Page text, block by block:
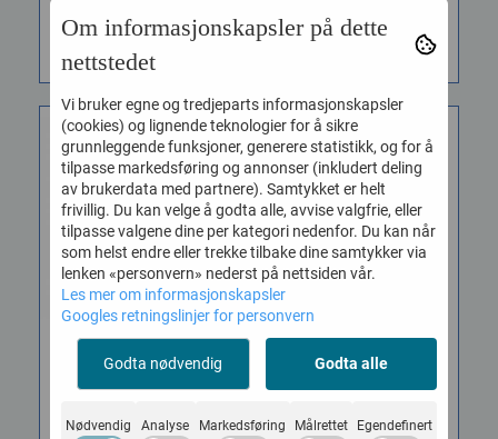
KJØP KJØP
Profile PDB-FT16
Gulvtam ...
Vare nr. 4501116
Profile PDB-T10 Tam
Bag 10"
Vare nr. 4501210
Om informasjonskapsler på dette
nettstedet
Vi bruker egne og tredjeparts informasjonskapsler
(cookies) og lignende teknologier for å sikre
grunnleggende funksjoner, generere statistikk, og for å
tilpasse markedsføring og annonser (inkludert deling
av brukerdata med partnere). Samtykket er helt
frivillig. Du kan velge å godta alle, avvise valgfrie, eller
tilpasse valgene dine per kategori nedenfor. Du kan når
som helst endre eller trekke tilbake dine samtykker via
lenken «personvern» nederst på nettsiden vår.
Les mer om informasjonskapsler
Googles retningslinjer for personvern
Godta nødvendig Godta alle
Nødvendig Analyse Markedsføring Målrettet Egendefinert